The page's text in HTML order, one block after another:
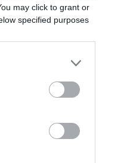
may click to grant or
specified purposes
Εγκλημάτων